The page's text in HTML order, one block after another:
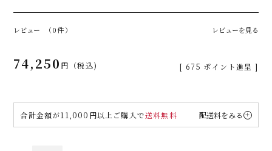
レビュー （0件） レビューを見る
74,250 税込 [ 675 ポイント進呈 ]
合計金額が11,000円以上ご購入で送料無料 配送料をみる